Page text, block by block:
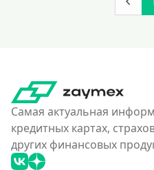
Самая актуальная
кредитных картах,
других финансовых